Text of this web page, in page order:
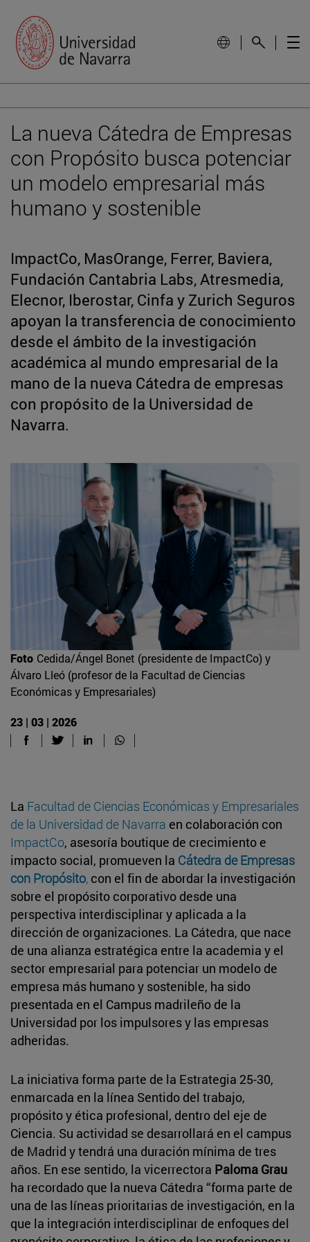
La nueva Cátedra de Empresas
con Propósito busca potenciar
un modelo empresarial más
humano y sostenible
ImpactCo, MasOrange, Ferrer, Baviera,
Fundación Cantabria Labs, Atresmedia,
Elecnor, Iberostar, Cinfa y Zurich Seguros
apoyan la transferencia de conocimiento
desde el ámbito de la investigación
académica al mundo empresarial de la
mano de la nueva Cátedra de empresas
con propósito de la Universidad de
Navarra.
Foto Cedida/Ángel Bonet (presidente de ImpactCo) y
Álvaro Lleó (profesor de la Facultad de Ciencias
Económicas y Empresariales)
23 | 03 | 2026
La Facultad de Ciencias Económicas y Empresariales
de la Universidad de Navarra en colaboración con
ImpactCo, asesoría boutique de crecimiento e
impacto social, promueven la Cátedra de Empresas
con Propósito, con el fin de abordar la investigación
sobre el propósito corporativo desde una
perspectiva interdisciplinar y aplicada a la
dirección de organizaciones. La Cátedra, que nace
de una alianza estratégica entre la academia y el
sector empresarial para potenciar un modelo de
empresa más humano y sostenible, ha sido
presentada en el Campus madrileño de la
Universidad por los impulsores y las empresas
adheridas.
La iniciativa forma parte de la Estrategia 25-30,
enmarcada en la línea Sentido del trabajo,
propósito y ética profesional, dentro del eje de
Ciencia. Su actividad se desarrollará en el campus
de Madrid y tendrá una duración mínima de tres
años. En ese sentido, la vicerrectora Paloma Grau
ha recordado que la nueva Cátedra “forma parte de
una de las líneas prioritarias de investigación, en la
que la integración interdisciplinar de enfoques del